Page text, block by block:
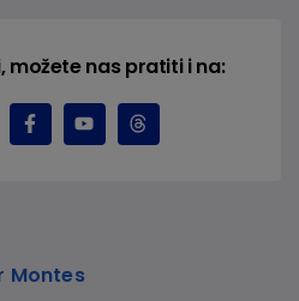
možete nas pratiti i na:
Montes